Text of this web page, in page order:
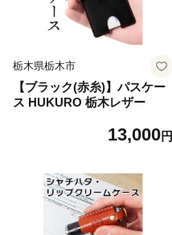
栃木県栃木市
【ブラック(赤糸)】パスケー
ス HUKURO 栃木レザー
13,000円